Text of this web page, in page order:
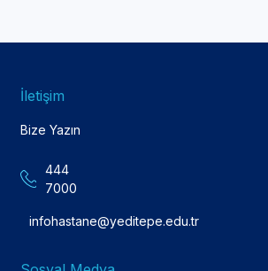
İletişim
Bize Yazın
444
7000
infohastane@yeditepe.edu.tr